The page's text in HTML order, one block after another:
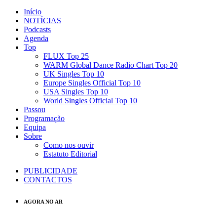
Início
NOTÍCIAS
Podcasts
Agenda
Top
FLUX Top 25
WARM Global Dance Radio Chart Top 20
UK Singles Top 10
Europe Singles Official Top 10
USA Singles Top 10
World Singles Official Top 10
Passou
Programação
Equipa
Sobre
Como nos ouvir
Estatuto Editorial
PUBLICIDADE
CONTACTOS
AGORA NO AR